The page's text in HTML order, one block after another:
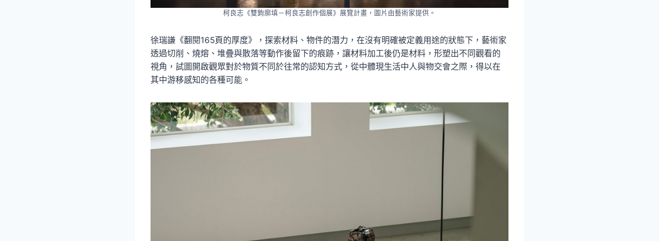
柯良志《雙鉤廓填－柯良志創作個展》展覽計畫，圖片由藝術家提供。
徐瑞謙《翻閱165頁的厚度》，探索材料、物件的潛力，在沒有明確被定義用途的狀態下，藝術家
透過切削、燒熔、堆疊與散落等動作後留下的痕跡，讓材料加工後仍是材料，形塑出不同觀看的
視角，試圖開啟觀眾對於物質不同於往常的認知方式，從中體現生活中人與物交會之際，得以在
其中游移感知的各種可能。